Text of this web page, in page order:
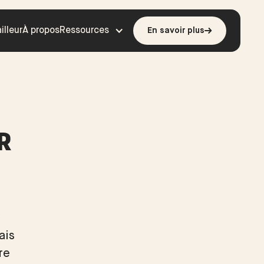
À proposRessources En savoir plus